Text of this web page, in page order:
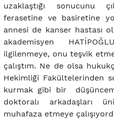
uzaklaştığı sonucunu
ferasetine ve basiretine
annesi de kanser hastası
akademisyen
ilgilenmeye, onu teşvik
çalıştım. Ne de olsa
Hekimliği Fakültelerinden
kurmak gibi bir
doktoralı arkadaşları
muhafaza etmeye